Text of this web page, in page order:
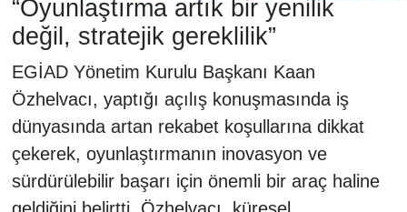
“Oyunlaştırma artık bir yenilik
değil, stratejik gereklilik”
EGİAD Yönetim Kurulu Başkanı Kaan
Özhelvacı, yaptığı açılış konuşmasında iş
dünyasında artan rekabet koşullarına dikkat
çekerek, oyunlaştırmanın inovasyon ve
sürdürülebilir başarı için önemli bir araç haline